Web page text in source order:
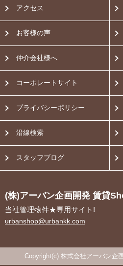
アクセス
お客様の声
仲介会社様へ
コーポレートサイト
プライバシーポリシー
沿線検索
スタッフブログ
(株)アーバン企画開発 賃貸
当社管理物件★専用サイト!
urbanshop@urbankk.com
Copyright(c) 株式会社アーバン企